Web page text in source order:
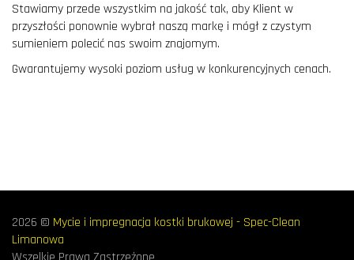
Stawiamy przede wszystkim na jakość tak, aby Klient w
przyszłości ponownie wybrał naszą markę i mógł z czystym
sumieniem polecić nas swoim znajomym.
Gwarantujemy wysoki poziom usług w konkurencyjnych cenach.
2026 © Mycie i impregnacja kostki brukowej - Spec-Clean
Limanowa